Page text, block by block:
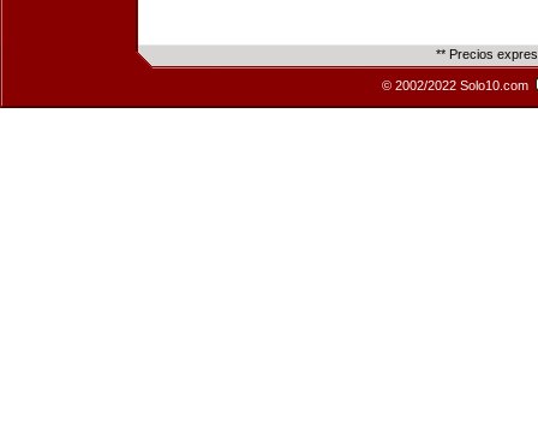
** Precios
© 2002/2022 Solo10.com